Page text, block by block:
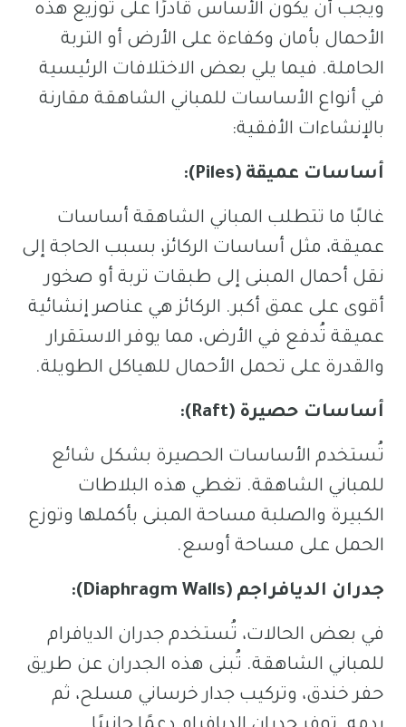
ويجب أن يكون الأساس قادرًا على توزيع هذه
الأحمال بأمان وكفاءة على الأرض أو التربة
الحاملة. فيما يلي بعض الاختلافات الرئيسية
في أنواع الأساسات للمباني الشاهقة مقارنة
بالإنشاءات الأفقية:
أساسات عميقة (Piles):
غالبًا ما تتطلب المباني الشاهقة أساسات
عميقة، مثل أساسات الركائز، بسبب الحاجة إلى
نقل أحمال المبنى إلى طبقات تربة أو صخور
أقوى على عمق أكبر. الركائز هي عناصر إنشائية
عميقة تُدفع في الأرض، مما يوفر الاستقرار
والقدرة على تحمل الأحمال للهياكل الطويلة.
أساسات حصيرة (Raft):
تُستخدم الأساسات الحصيرة بشكل شائع
للمباني الشاهقة. تغطي هذه البلاطات
الكبيرة والصلبة مساحة المبنى بأكملها وتوزع
الحمل على مساحة أوسع.
جدران الديافراجم (Diaphragm Walls):
في بعض الحالات، تُستخدم جدران الديافرام
للمباني الشاهقة. تُبنى هذه الجدران عن طريق
حفر خندق، وتركيب جدار خرساني مسلح، ثم